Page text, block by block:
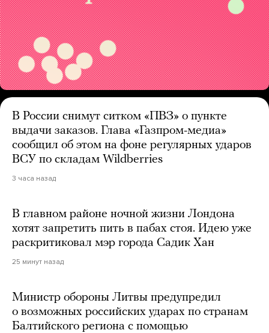
В России снимут ситком «ПВЗ» о пункте
выдачи заказов. Глава «Газпром-медиа»
сообщил об этом на фоне регулярных ударов
ВСУ по складам Wildberries
3 часа назад
В главном районе ночной жизни Лондона
хотят запретить пить в пабах стоя. Идею уже
раскритиковал мэр города Садик Хан
25 минут назад
Министр обороны Литвы предупредил
о возможных российских ударах по странам
Балтийского региона с помощью